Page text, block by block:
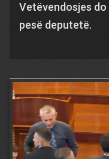
Vetëvendosjes do
pesë deputetë.